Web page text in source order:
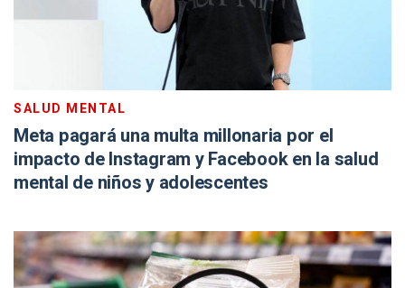
SALUD MENTAL
Meta pagará una multa millonaria por el
impacto de Instagram y Facebook en la salud
mental de niños y adolescentes